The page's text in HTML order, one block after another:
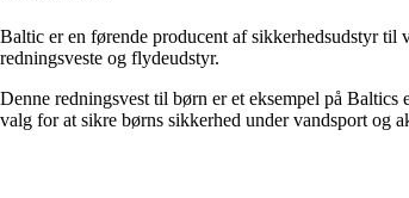
Baltic er en førende producent af sikkerhedsudstyr
redningsveste og flydeudstyr.
Denne redningsvest til børn er et eksempel på
valg for at sikre børns sikkerhed under vandsport og